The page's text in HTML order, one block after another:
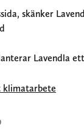
skänker
Lavendla
klimatarbete